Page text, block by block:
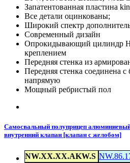
Запатентованная пластина
Все детали оцинкованы;
Широкий спектр
Современный дизайн
Опрокидывающий цилиндр
креплением
Передняя стенка из
Передняя стенка соединена
напрямую
Мощный ребристый пол
Самосвальный полуприцеп
внутренний клапан [клапан с желобом]
NW.XX.XX.AKW.S